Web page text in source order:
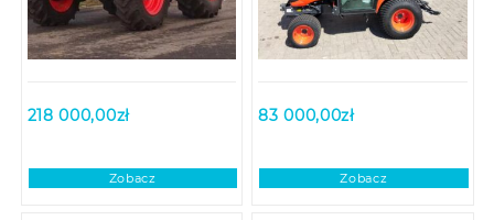
218 000,00zł
Zobacz
83 000,00zł
Zobacz